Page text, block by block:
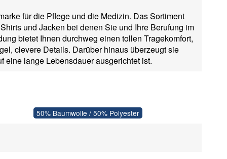
für die Pflege und die Medizin. Das Sortiment
und Jacken bei denen Sie und Ihre Berufung im
bietet Ihnen durchweg einen tollen Tragekomfort,
clevere Details. Darüber hinaus überzeugt sie
eine lange Lebensdauer ausgerichtet ist.
50% Baumwolle / 50% Polyester